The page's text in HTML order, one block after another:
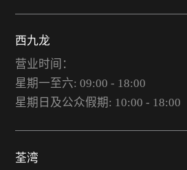
西九龙
营业时间：
星期一至六: 09:00 - 18:00
星期日及公众假期: 10:00 - 18:00
荃湾